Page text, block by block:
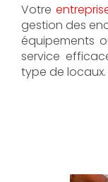
Votre
gestion des
équipements
service
type de locaux.